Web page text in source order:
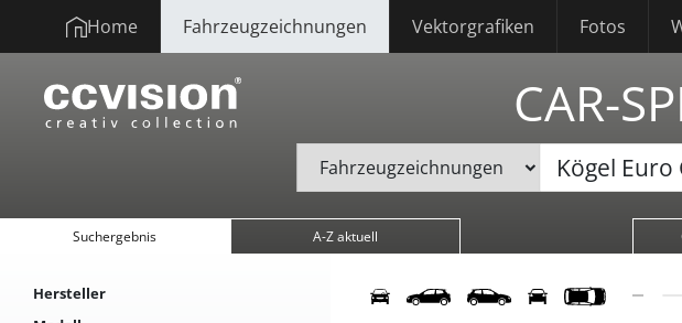
Home Fahrzeugzeichnungen Vektorgrafiken Fotos
CAR-
Suchergebnis A-Z aktuell
Hersteller